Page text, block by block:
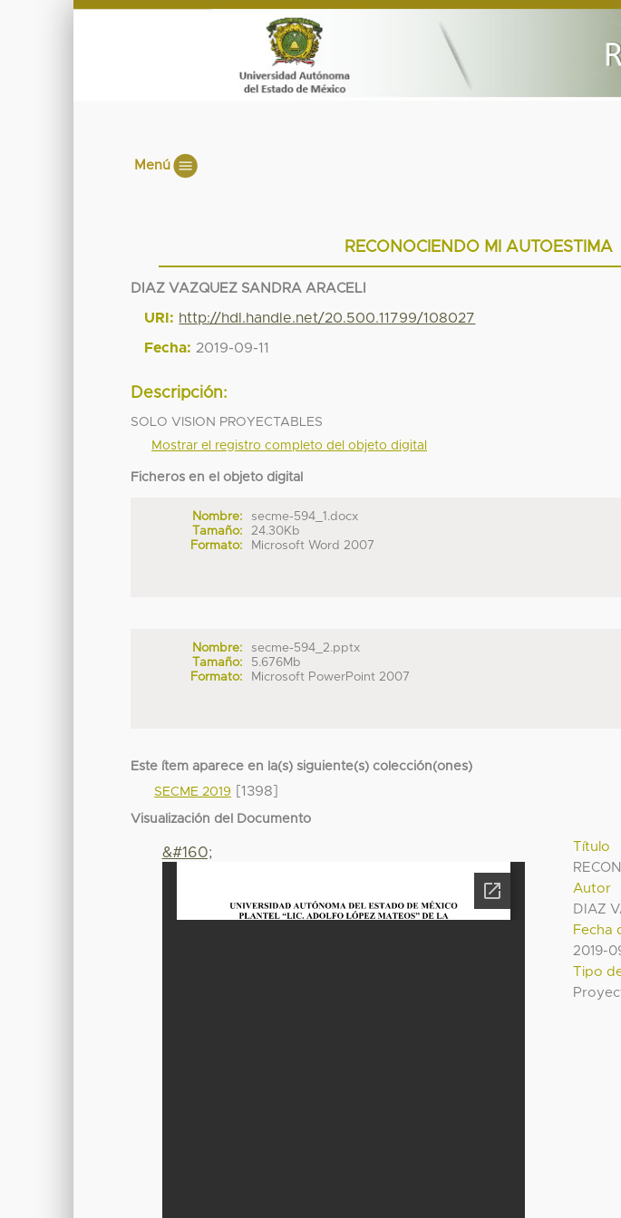
Menú
RECONOCIENDO MI AUTOESTIMA
DIAZ VAZQUEZ SANDRA ARACELI
URI: http://hdl.handle.net/20.500.11799/108027
Fecha: 2019-09-11
Descripción:
SOLO VISION PROYECTABLES
Mostrar el registro completo del objeto digital
Ficheros en el objeto digital
Nombre:
secme-594_1.docx
Tamaño:
24.30Kb
Formato:
Microsoft Word 2007
Nombre:
secme-594_2.pptx
Tamaño:
5.676Mb
Formato:
Microsoft PowerPoint 2007
Este ítem aparece en la(s) siguiente(s) colección(ones)
SECME 2019
[1398]
Visualización del Documento
Título
Autor
DIAZ
Fecha
2019-
Tipo
&#160;